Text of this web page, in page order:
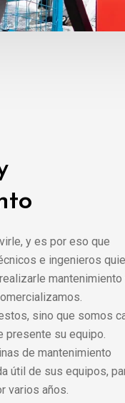
y es por eso que
e ingenieros
mantenimiento
sino que somos
presente su equipo.
de mantenimiento
útil de sus equipos,
varios años.